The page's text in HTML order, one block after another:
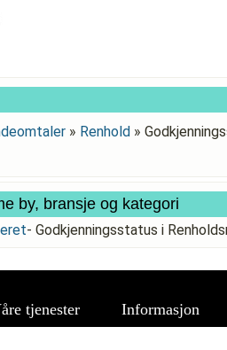
» Renhold »
by, bransje og kategori
- Godkjenningsstatus i
tjenester Informasjon